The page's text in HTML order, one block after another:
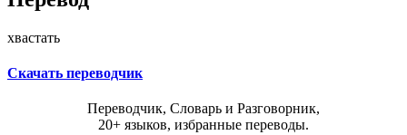
хвастать
Скачать переводчик
Переводчик, Словарь и Разговорник,
20+ языков, избранные переводы.